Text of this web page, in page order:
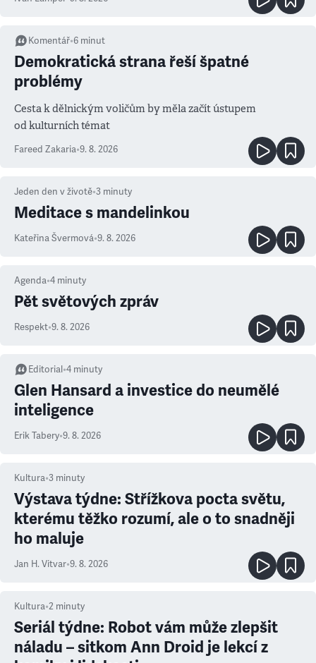
Komentář•6 minut
Demokratická strana řeší špatné
problémy
Cesta k dělnickým voličům by měla začít ústupem
od kulturních témat
Fareed Zakaria•9. 8. 2026
Jeden den v životě•3 minuty
Meditace s mandelinkou
Kateřina Švermová•9. 8. 2026
Agenda•4 minuty
Pět světových zpráv
Respekt•9. 8. 2026
Editorial •4 minuty
Glen Hansard a investice do neumělé
inteligence
Erik Tabery•9. 8. 2026
Kultura•3 minuty
Výstava týdne: Střížkova pocta světu,
kterému těžko rozumí, ale o to snadněji
ho maluje
Jan H. Vitvar•9. 8. 2026
Kultura•2 minuty
Seriál týdne: Robot vám může zlepšit
náladu – sitkom Ann Droid je lekcí z